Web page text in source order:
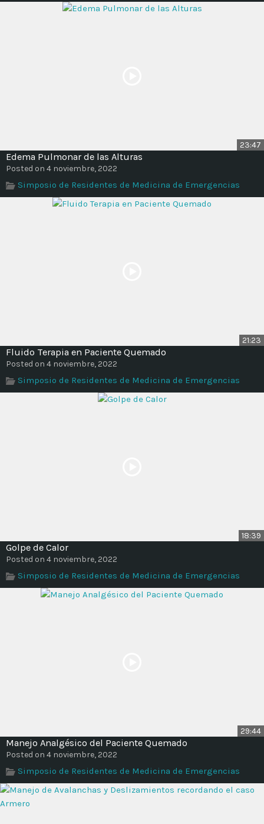
23:47
Edema Pulmonar de las Alturas
Posted on 4 noviembre, 2022
Simposio de Residentes de Medicina de Emergencias
21:23
Fluido Terapia en Paciente Quemado
Posted on 4 noviembre, 2022
Simposio de Residentes de Medicina de Emergencias
18:39
Golpe de Calor
Posted on 4 noviembre, 2022
Simposio de Residentes de Medicina de Emergencias
29:44
Manejo Analgésico del Paciente Quemado
Posted on 4 noviembre, 2022
Simposio de Residentes de Medicina de Emergencias